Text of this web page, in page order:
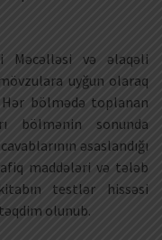
Məcəlləsi və əlaqəli
uyğun olaraq
bölmədə toplanan
bölmənin sonunda
əsaslandığı
maddələri və tələb
testlər hissəsi
olunub.